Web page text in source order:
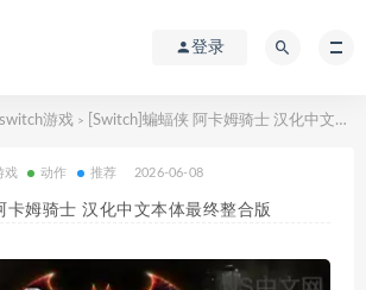
登录
switch游戏 > [Switch]蝙蝠侠 阿卡姆骑士 汉化中文本体最终整合版
戏 动作 推荐 2026-06-08
卡姆骑士 汉化中文本体最终整合版